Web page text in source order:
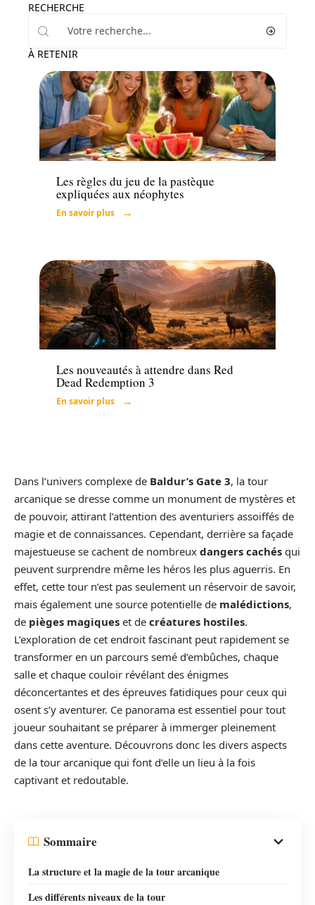
RECHERCHE
À RETENIR
Famille
Les règles du jeu de la pastèque
expliquées aux néophytes
En savoir plus
Tech
Les nouveautés à attendre dans Red
Dead Redemption 3
En savoir plus
Dans l’univers complexe de Baldur’s Gate 3, la tour
arcanique se dresse comme un monument de mystères et
de pouvoir, attirant l’attention des aventuriers assoiffés de
magie et de connaissances. Cependant, derrière sa façade
majestueuse se cachent de nombreux dangers cachés qui
peuvent surprendre même les héros les plus aguerris. En
effet, cette tour n’est pas seulement un réservoir de savoir,
mais également une source potentielle de malédictions,
de pièges magiques et de créatures hostiles.
L’exploration de cet endroit fascinant peut rapidement se
transformer en un parcours semé d’embûches, chaque
salle et chaque couloir révélant des énigmes
déconcertantes et des épreuves fatidiques pour ceux qui
osent s’y aventurer. Ce panorama est essentiel pour tout
joueur souhaitant se préparer à immerger pleinement
dans cette aventure. Découvrons donc les divers aspects
de la tour arcanique qui font d’elle un lieu à la fois
captivant et redoutable.
Sommaire
La structure et la magie de la tour arcanique
Les différents niveaux de la tour